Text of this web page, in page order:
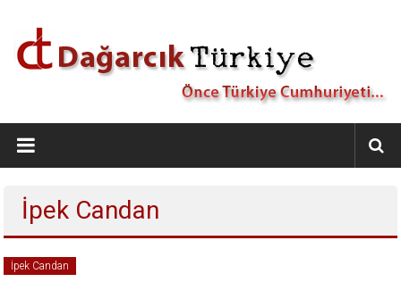
Dağarcık
Türkiye
Türkiye
Cumhuriyeti…
İpek Candan
İpek Candan